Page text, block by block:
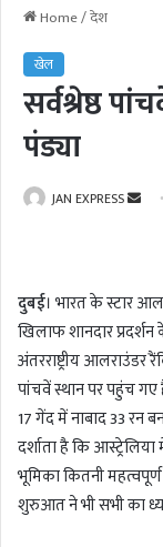
Home/देश
खेल
सर्वश्रेष्ठ
पंड्या
JAN EXPRESS
a
n
e
m
a
i
l
दुबई। भारत के स्टार
खिलाफ शानदार
अंतरराष्ट्रीय
पांचवें स्थान पर पहुंच गए
17 गेंद में नाबाद 33 रन
दर्शाता है कि
भूमिका कितनी
शुरुआत ने भी सभी का